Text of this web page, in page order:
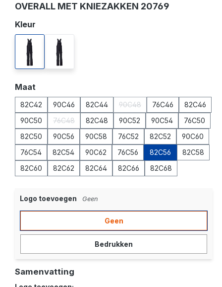
OVERALL MET KNIEZAKKEN 20769
Selecteer
Kleur
donkermarine
zwart
Selecteer
Maat
82C42 90C46 82C44 90C48 76C46
82C46
90C50
76C48 82C48 90C52 90C54
76C50
82C50
90C56 90C58 76C52 82C52
90C60
76C54
82C54 90C62 76C56 82C56
82C58
82C60
82C62 82C64 82C66 82C68
Logo toevoegen Geen
Geen
Bedrukken
Samenvatting